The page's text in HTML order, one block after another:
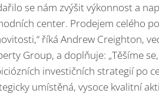
se nám zvýšit výkonnost a
center. Prodejem celého
říká Andrew Creighton,
Group, a doplňuje: „Těšíme
investičních strategií po
umístěná, vysoce kvalitní